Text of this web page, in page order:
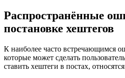
Распространённые
постановке хештегов
К наиболее часто встречающимся
которые может сделать
ставить хештеги в постах,